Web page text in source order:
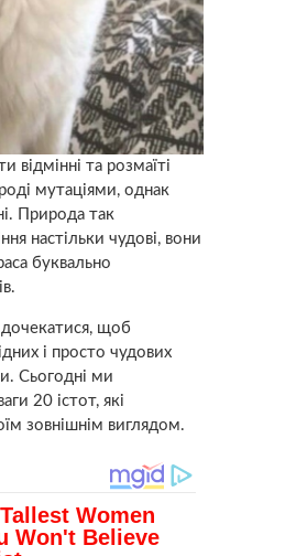
відмінні та розмаїті
мутаціями, однак
Природа так
настільки чудові, вони
буквально
щоб
і просто чудових
Сьогодні ми
20 істот, які
зовнішнім виглядом.